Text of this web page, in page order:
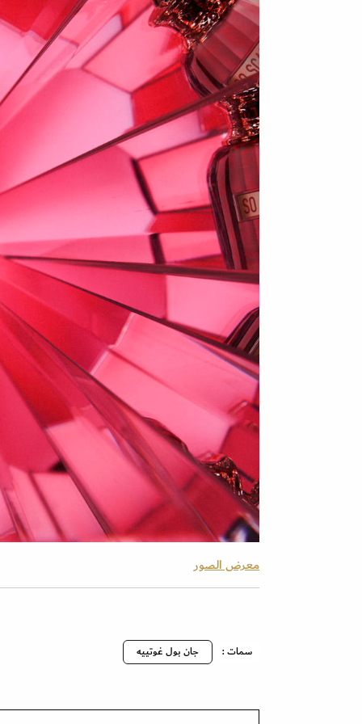
معرض الصور
سمات : جان بول غوتييه